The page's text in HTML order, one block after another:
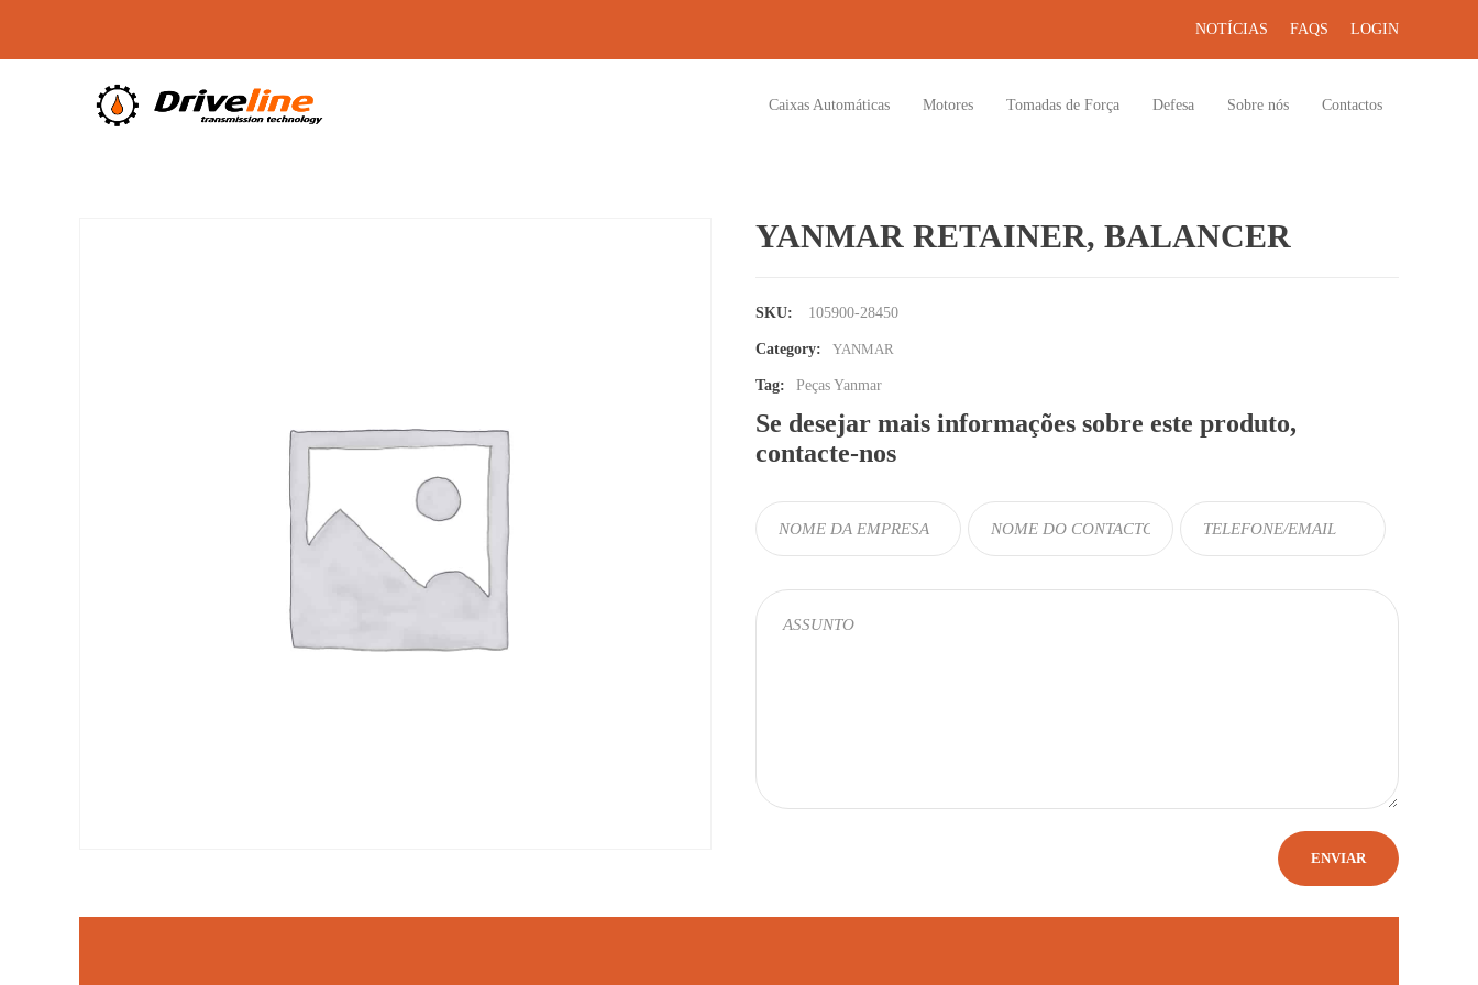
NOTÍCIAS FAQS LOGIN
Caixas Automáticas Motores Tomadas de Força Defesa Sobre nós Contactos
YANMAR RETAINER, BALANCER
SKU: 105900-28450
Category: YANMAR
Tag: Peças Yanmar
Se desejar mais informações sobre este produto,
contacte-nos